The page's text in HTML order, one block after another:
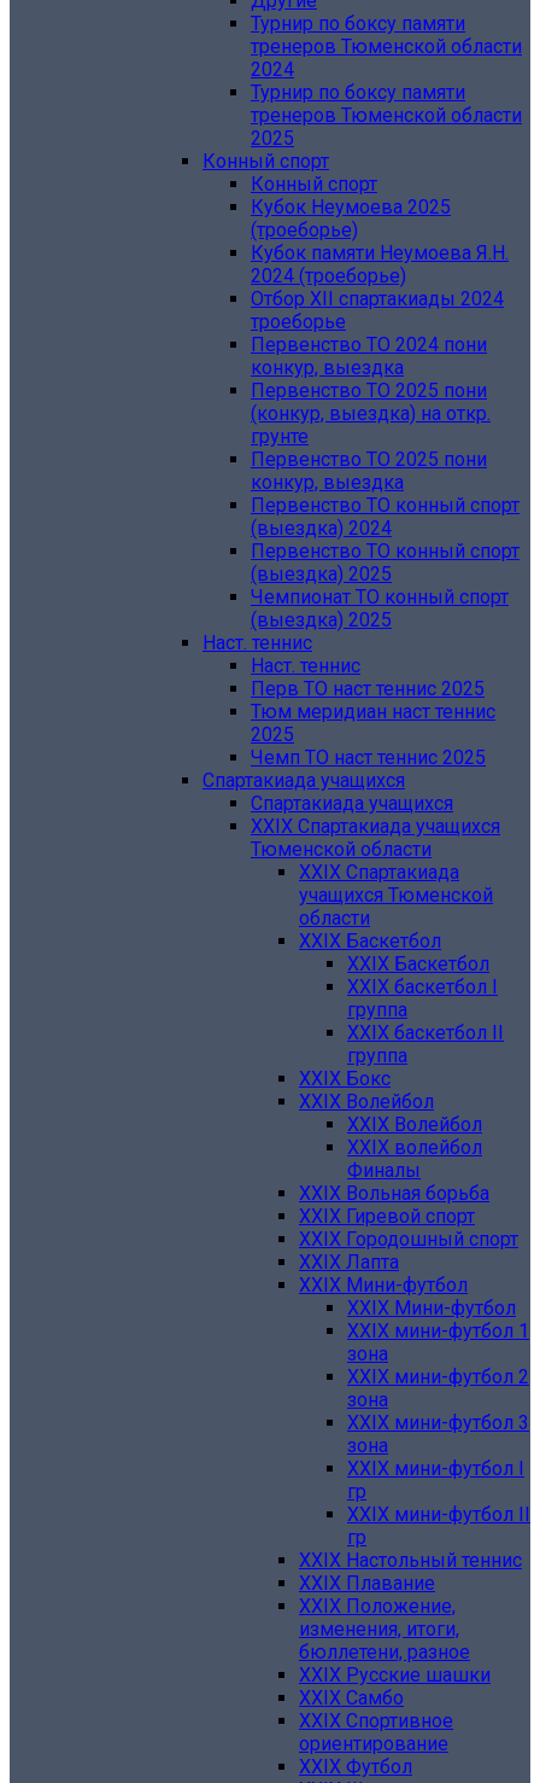
Турнир по боксу памяти
тренеров Тюменской области
2024
Турнир по боксу памяти
тренеров Тюменской области
2025
Конный спорт
Конный спорт
Кубок Неумоева 2025
(троеборье)
Кубок памяти Неумоева Я.Н.
2024 (троеборье)
Отбор XII спартакиады 2024
троеборье
Первенство ТО 2024 пони
конкур, выездка
Первенство ТО 2025 пони
(конкур, выездка) на откр.
грунте
Первенство ТО 2025 пони
конкур, выездка
Первенство ТО конный спорт
(выездка) 2024
Первенство ТО конный спорт
(выездка) 2025
Чемпионат ТО конный спорт
(выездка) 2025
Наст. теннис
Наст. теннис
Перв ТО наст теннис 2025
Тюм меридиан наст теннис
2025
Чемп ТО наст теннис 2025
Спартакиада учащихся
Спартакиада учащихся
XXIX Спартакиада учащихся
Тюменской области
XXIX Спартакиада
учащихся Тюменской
области
XXIX Баскетбол
XXIX Баскетбол
XXIX баскетбол I
группа
XXIX баскетбол II
группа
XXIX Бокс
XXIX Волейбол
XXIX Волейбол
XXIX волейбол
Финалы
XXIX Вольная борьба
XXIX Гиревой спорт
XXIX Городошный спорт
XXIX Лапта
XXIX Мини-футбол
XXIX Мини-футбол
XXIX мини-футбол 1
зона
XXIX мини-футбол 2
зона
XXIX мини-футбол 3
зона
XXIX мини-футбол I
гр
XXIX мини-футбол II
гр
XXIX Настольный теннис
XXIX Плавание
XXIX Положение,
изменения, итоги,
бюллетени, разное
XXIX Русские шашки
XXIX Самбо
XXIX Спортивное
ориентирование
XXIX Футбол